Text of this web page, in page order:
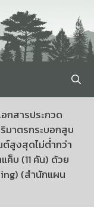
อกสารประกวด
มาตรกระบอกสูบ
ต์สูงสุดไม่ต่ำกว่า
ค็บ (11 คัน) ด้วย
(สำนักแผน